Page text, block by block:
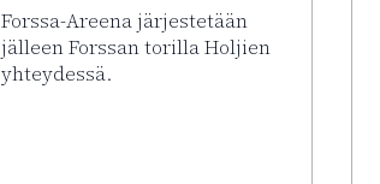
Forssa-Areena järjestetään
jälleen Forssan torilla Holjien
yhteydessä.